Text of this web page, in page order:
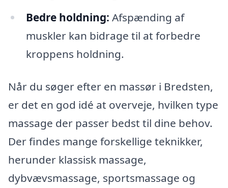
Bedre holdning: Afspænding af
muskler kan bidrage til at forbedre
kroppens holdning.
Når du søger efter en massør i Bredsten,
er det en god idé at overveje, hvilken type
massage der passer bedst til dine behov.
Der findes mange forskellige teknikker,
herunder klassisk massage,
dybvævsmassage, sportsmassage og